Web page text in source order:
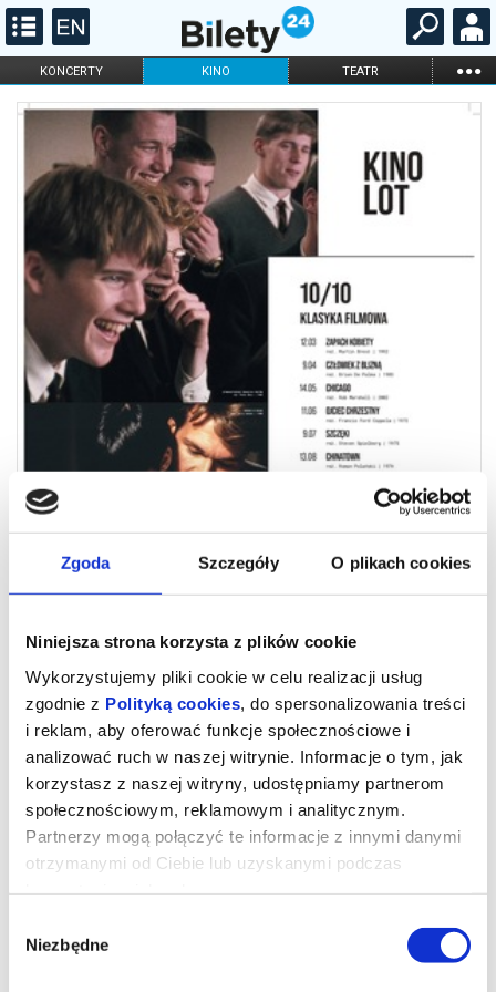
Zgoda Szczegóły O plikach cookies
Niniejsza strona korzysta z plików cookie
Wykorzystujemy pliki cookie w celu realizacji usług
zgodnie z Polityką cookies , do spersonalizowania treści
i reklam, aby oferować funkcje społecznościowe i
analizować ruch w naszej witrynie. Informacje o tym, jak
korzystasz z naszej witryny, udostępniamy partnerom
społecznościowym, reklamowym i analitycznym.
Partnerzy mogą połączyć te informacje z innymi danymi
otrzymanymi od Ciebie lub uzyskanymi podczas
zgody
Niezbędne
KONCERTY KINO TEATR ...
FILHARMONIA OPERA I BALET
DLA DZIECI
ONLINE
Uwierz w ducha | 10/10 Klasyka
filmowa
Jeden z najbardziej rozpoznawalnych melodramatów przełomu
elementami thrillera i nadprzyrodzonej fantazji. Historia miłości
Sama i Molly, przerwanej tragiczną śmiercią, staje się opowieścią
o sile uczuć przekraczających granice życia i śmierci.Kreacje